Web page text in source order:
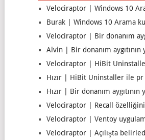
Velociraptor | Windows 10
Burak | Windows 10 Arama
Velociraptor | Bir donanım
Alvin | Bir donanım aygıtının
Velociraptor | HiBit
Hızır | HiBit Uninstaller ile pr
Hızır | Bir donanım aygıtının
Velociraptor | Recall
Velociraptor | Ventoy
Velociraptor | Açılışta